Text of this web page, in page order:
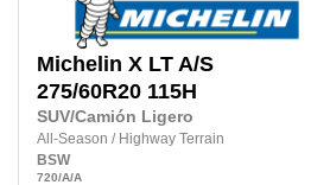
Michelin X LT A/S
275/60R20 115H
SUV/Camión Ligero
All-Season / Highway Terrain
BSW
720/A/A